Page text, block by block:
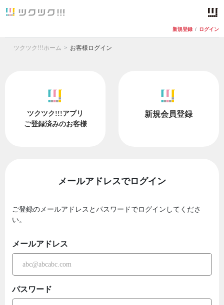
新規登録 / ログイン
ツクツク!!!ホーム お客様ログイン
ツクツク!!!アプリ
ご登録済みのお客様
新規会員登録
メールアドレスでログイン
ご登録のメールアドレスとパスワードでログインしてくださ
い。
メールアドレス
パスワード